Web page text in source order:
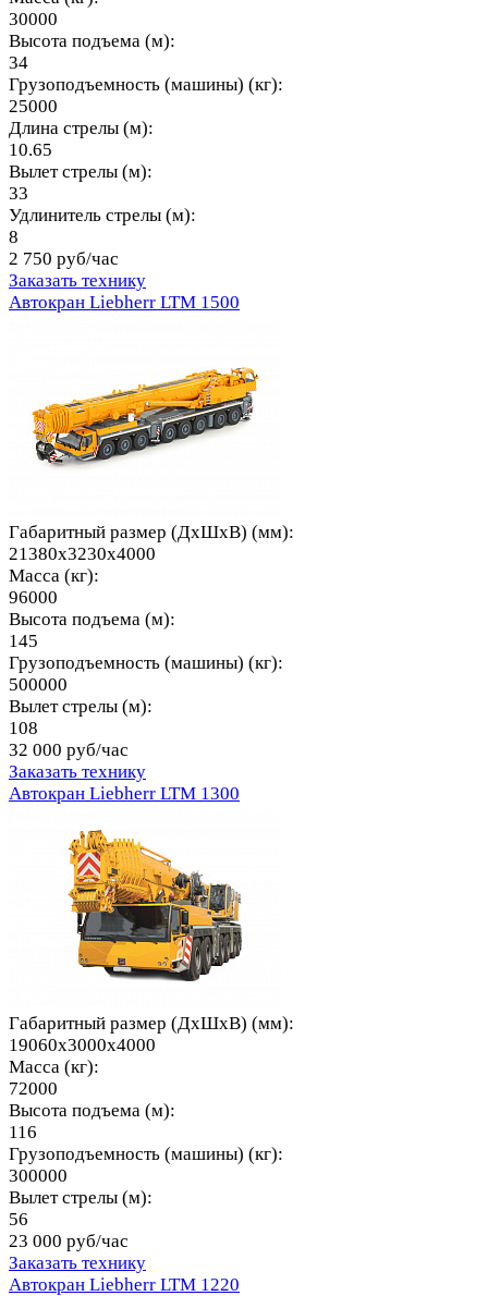
30000
Высота подъема (м):
34
Грузоподъемность (машины) (кг):
25000
Длина стрелы (м):
10.65
Вылет стрелы (м):
33
Удлинитель стрелы (м):
8
2 750 руб/час
Заказать технику
Автокран Liebherr LTM 1500
Габаритный размер (ДхШхВ) (мм):
21380x3230x4000
Масса (кг):
96000
Высота подъема (м):
145
Грузоподъемность (машины) (кг):
500000
Вылет стрелы (м):
108
32 000 руб/час
Заказать технику
Автокран Liebherr LTM 1300
Габаритный размер (ДхШхВ) (мм):
19060х3000х4000
Масса (кг):
72000
Высота подъема (м):
116
Грузоподъемность (машины) (кг):
300000
Вылет стрелы (м):
56
23 000 руб/час
Заказать технику
Автокран Liebherr LTM 1220